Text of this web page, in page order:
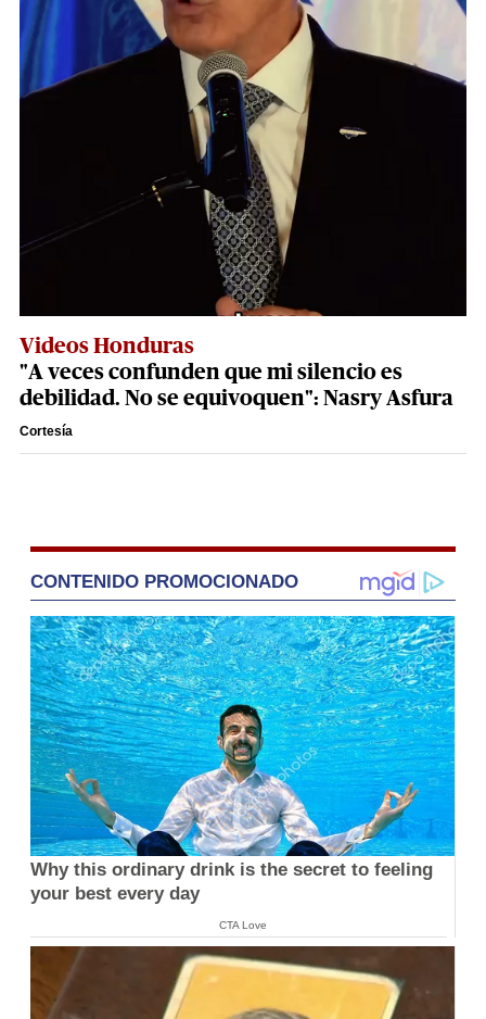
Videos Honduras
"A veces confunden que mi silencio es
debilidad. No se equivoquen": Nasry Asfura
Cortesía
CONTENIDO PROMOCIONADO
Why this ordinary drink is the secret to feeling
your best every day
CTA Love